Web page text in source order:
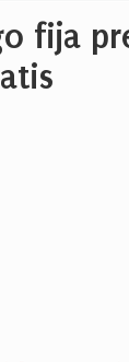
fija